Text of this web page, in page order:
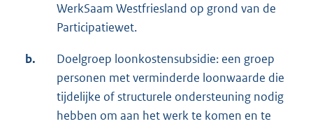
WerkSaam Westfriesland op grond van de
Participatiewet.
b.
Doelgroep loonkostensubsidie: een groep
personen met verminderde loonwaarde die
tijdelijke of structurele ondersteuning nodig
hebben om aan het werk te komen en te